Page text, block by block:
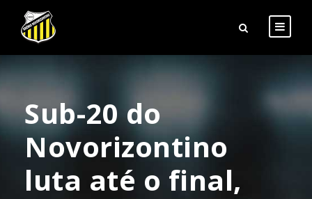
Sub-20 do
Novorizontino
luta até o final,